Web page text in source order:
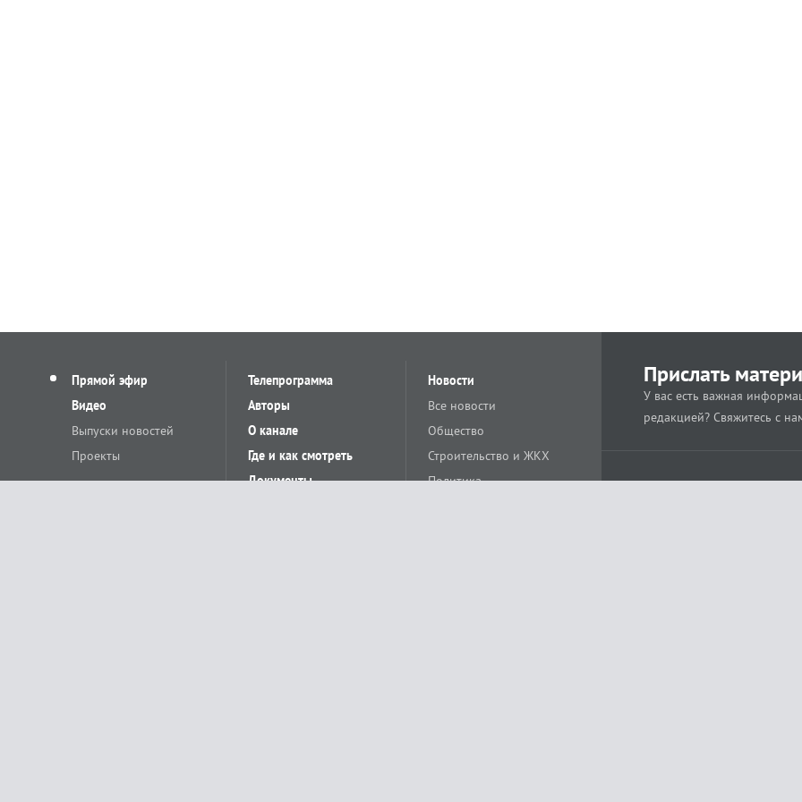
Прямой эфир
Видео
Выпуски новостей
Проекты
Телепрограмма
Авторы
О канале
Где и как смотреть
Документы
Новости
Все новости
Общество
Строительство и ЖКХ
Политика
Прислать
У вас есть важная
редакцией? Свяжитесь с